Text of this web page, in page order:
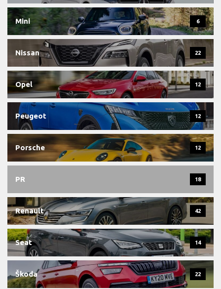
Mini 6
Nissan 22
Opel 12
Peugeot 12
Porsche 12
PR 18
Renault 42
Seat 14
Škoda 22